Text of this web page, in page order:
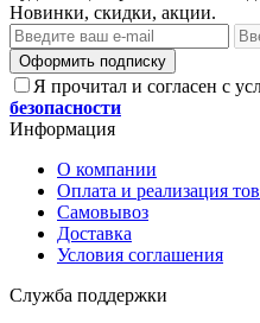
Новинки, скидки, акции.
Оформить подписку
Я прочитал и согласен с
безопасности
Информация
О компании
Оплата и реализация
Самовывоз
Доставка
Условия соглашения
Служба поддержки